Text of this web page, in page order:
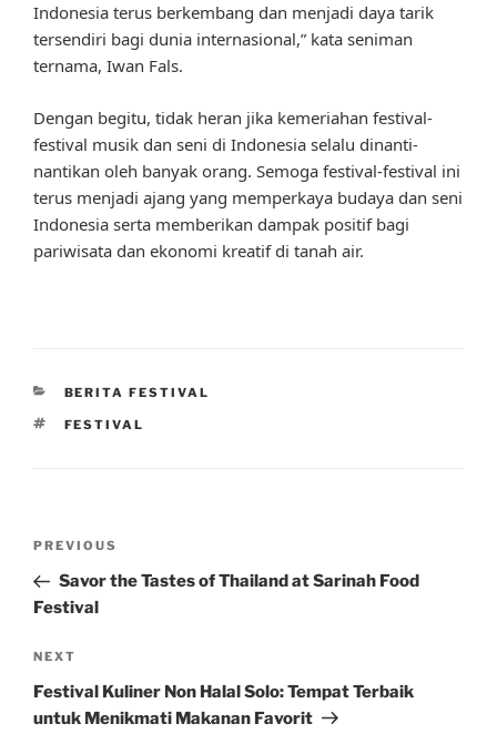
Indonesia terus berkembang dan menjadi daya tarik
tersendiri bagi dunia internasional,” kata seniman
ternama, Iwan Fals.
Dengan begitu, tidak heran jika kemeriahan festival-
festival musik dan seni di Indonesia selalu dinanti-
nantikan oleh banyak orang. Semoga festival-festival ini
terus menjadi ajang yang memperkaya budaya dan seni
Indonesia serta memberikan dampak positif bagi
pariwisata dan ekonomi kreatif di tanah air.
CATEGORIES
BERITA FESTIVAL
TAGS
FESTIVAL
Previous
Post
PREVIOUS
Savor the Tastes of Thailand at Sarinah Food
Festival
Next
Post
NEXT
Festival Kuliner Non Halal Solo: Tempat Terbaik
untuk Menikmati Makanan Favorit